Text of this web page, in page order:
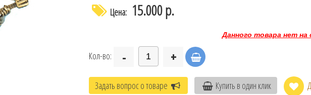
Цена: 15.000 р.
Данного товара нет на
Кол-во: - +
Задать вопрос о товаре Купить в один клик